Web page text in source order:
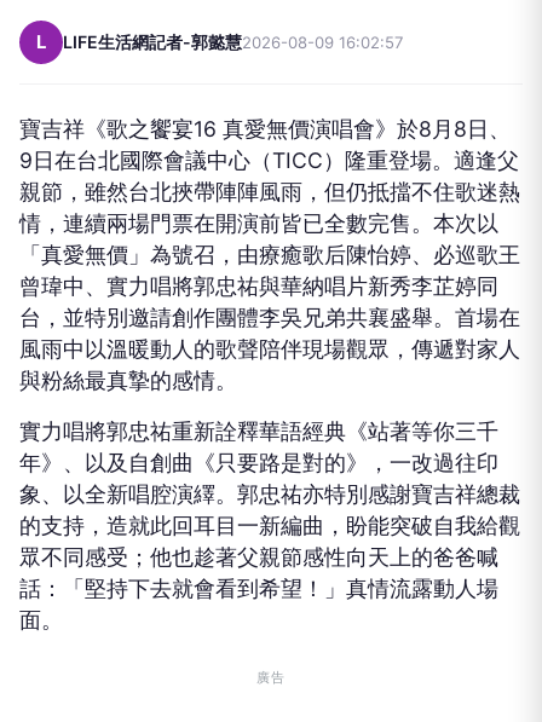
L LIFE生活網記者-郭懿慧2026-08-09 16:02:57
寶吉祥《歌之饗宴16 真愛無價演唱會》於8 月 8日、
9日在台北國際會議中心（TICC）隆重登場。適逢父
親節，雖然台北挾帶陣陣風雨，但仍抵擋不住歌迷熱
情，連續兩場門票在開演前皆已全數完售。本次以
「真愛無價」為號召，由療癒歌后陳怡婷、必巡歌王
曾瑋中、實力唱將郭忠祐與華納唱片新秀李芷婷同
台，並特別邀請創作團體李吳兄弟共襄盛舉。首場在
風雨中以溫暖動人的歌聲陪伴現場觀眾，傳遞對家人
與粉絲最真摯的感情。
實力唱將郭忠祐重新詮釋華語經典《站著等你三千
年》、以及自創曲 《只要路是對的》
，一改過往印
象、以全新唱腔演繹。 郭忠祐亦特別感謝寶吉祥總裁
的支持，造就此回耳目一新編曲，盼能突破自我給觀
眾不同感受；他也趁著父親節感性向天上的爸爸喊
話：「堅持下去就會看到希望！」真情流露動人場
面。
廣告